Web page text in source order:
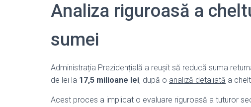
Analiza riguroasă a
sumei
Administrația Prezidențială a reușit să reducă suma
de lei la 17,5 milioane lei, după o analiză detaliată a
Acest proces a implicat o evaluare riguroasă a tuturor